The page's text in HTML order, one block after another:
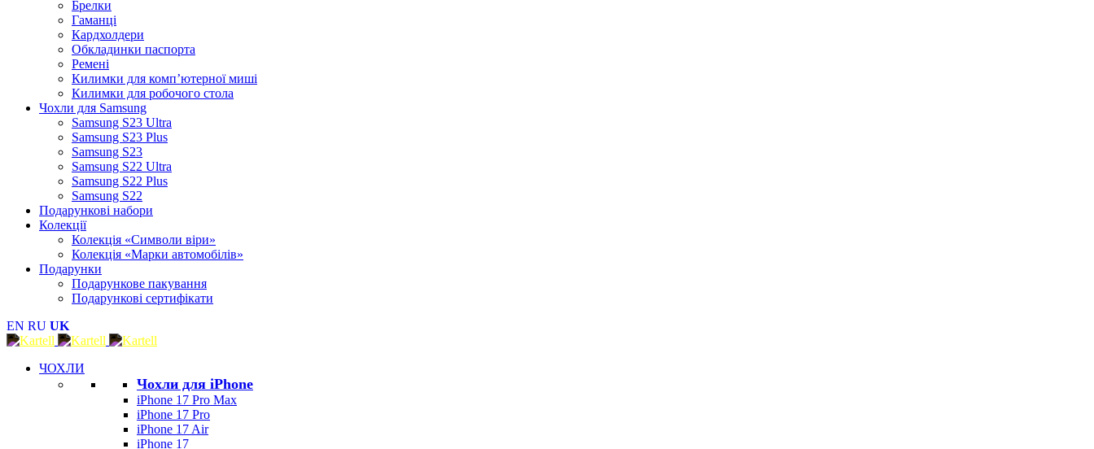
Брелки
Гаманці
Кардхолдери
Обкладинки паспорта
Ремені
Килимки для комп’ютерної миші
Килимки для робочого стола
Чохли для Samsung
Samsung S23 Ultra
Samsung S23 Plus
Samsung S23
Samsung S22 Ultra
Samsung S22 Plus
Samsung S22
Подарункові набори
Колекції
Колекція «Символи віри»
Колекція «Марки автомобілів»
Подарунки
Подарункове пакування
Подарункові сертифікати
EN RU UK
ЧОХЛИ
Чохли для iPhone
iPhone 17 Pro Max
iPhone 17 Pro
iPhone 17 Air
iPhone 17